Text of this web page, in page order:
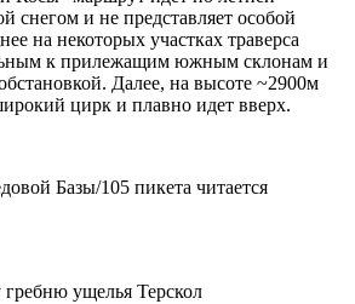
снегом и не представляет особой
на некоторых участках траверса
к прилежащим южным склонам и
Далее, на высоте ~2900м
цирк и плавно идет вверх.
Базы/105 пикета читается
ущелья Терскол